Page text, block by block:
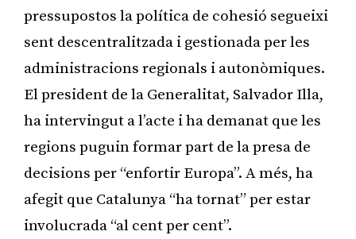
pressupostos la política de cohesió segueixi
sent descentralitzada i gestionada per les
administracions regionals i autonòmiques.
El president de la Generalitat, Salvador Illa,
ha intervingut a l’acte i ha demanat que les
regions puguin formar part de la presa de
decisions per “enfortir Europa”. A més, ha
afegit que Catalunya “ha tornat” per estar
involucrada “al cent per cent”.